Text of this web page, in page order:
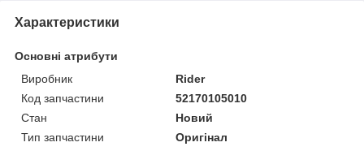
Характеристики
Основні атрибути
Виробник
Rider
Код запчастини
52170105010
Стан
Новий
Тип запчастини
Оригінал